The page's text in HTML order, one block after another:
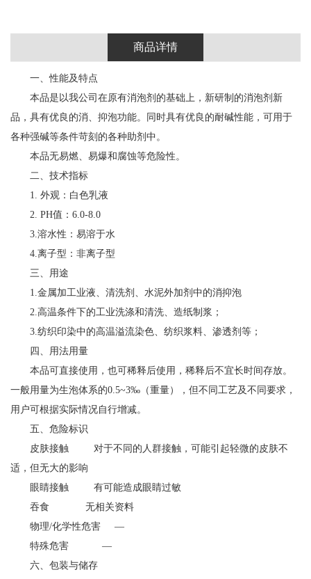
商品详情
一、性能及特点
本品是以我公司在原有消泡剂的基础上，新研制的消泡剂新
品，具有优良的消、抑泡功能。同时具有优良的耐碱性能，可用于
各种强碱等条件苛刻的各种助剂中。
本品无易燃、易爆和腐蚀等危险性。
二、技术指标
1. 外观：白色乳液
2. PH值：6.0-8.0
3.溶水性：易溶于水
4.离子型：非离子型
三、用途
1.金属加工业液、清洗剂、水泥外加剂中的消抑泡
2.高温条件下的工业洗涤和清洗、造纸制浆；
3.纺织印染中的高温溢流染色、纺织浆料、渗透剂等；
四、用法用量
本品可直接使用，也可稀释后使用，稀释后不宜长时间存放。
一般用量为生泡体系的0.5~3‰（重量），但不同工艺及不同要求，
用户可根据实际情况自行增减。
五、危险标识
皮肤接触 对于不同的人群接触，可能引起轻微的皮肤不
适，但无大的影响
眼睛接触 有可能造成眼睛过敏
吞食 无相关资料
物理/化学性危害 —
特殊危害 —
六、包装与储存